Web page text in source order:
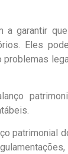
a garantir
Eles
problemas
patrimonial